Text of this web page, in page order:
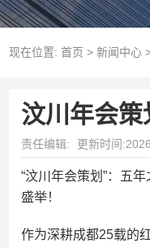
现在位置: 首页 > 新闻中心
汶川年会
责任编辑: 更新时间
“汶川年会策划”：五
盛举！
作为深耕成都25载的